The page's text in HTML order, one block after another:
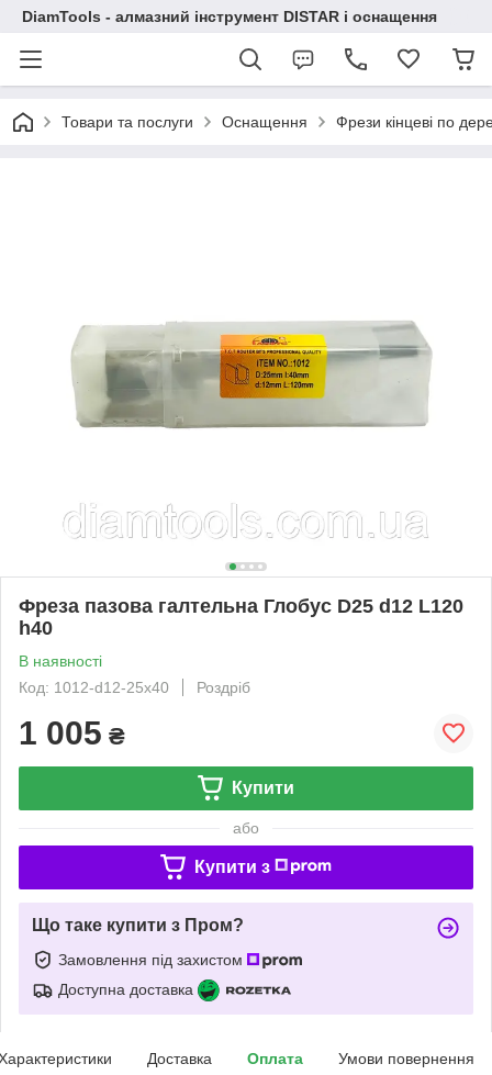
DiamTools - алмазний інструмент DISTAR і оснащення
Товари та послуги Оснащення Фрези кінцеві по
Фреза пазова галтельна Глобус D25 d12 L120
h40
В наявності
Код: 1012-d12-25x40
Роздріб
1 005 ₴
Купити
або
Купити з
Що таке купити з Пром?
Замовлення під захистом
Доступна доставка
Доставка Оплата Умови повернення